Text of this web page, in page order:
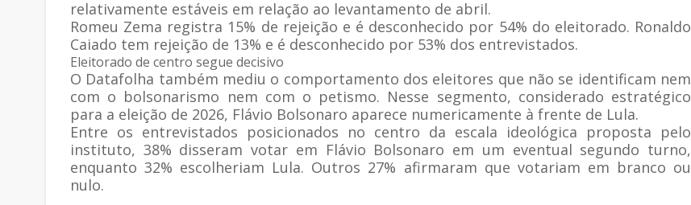
relativamente estáveis em relação ao levantamento de abril.
Romeu Zema registra 15% de rejeição e é desconhecido por 54% do eleitorado. Ronaldo
Caiado tem rejeição de 13% e é desconhecido por 53% dos entrevistados.
Eleitorado de centro segue decisivo
O Datafolha também mediu o comportamento dos eleitores que não se identificam nem
com o bolsonarismo nem com o petismo. Nesse segmento, considerado estratégico
para a eleição de 2026, Flávio Bolsonaro aparece numericamente à frente de Lula.
Entre os entrevistados posicionados no centro da escala ideológica proposta pelo
instituto, 38% disseram votar em Flávio Bolsonaro em um eventual segundo turno,
enquanto 32% escolheriam Lula. Outros 27% afirmaram que votariam em branco ou
nulo.